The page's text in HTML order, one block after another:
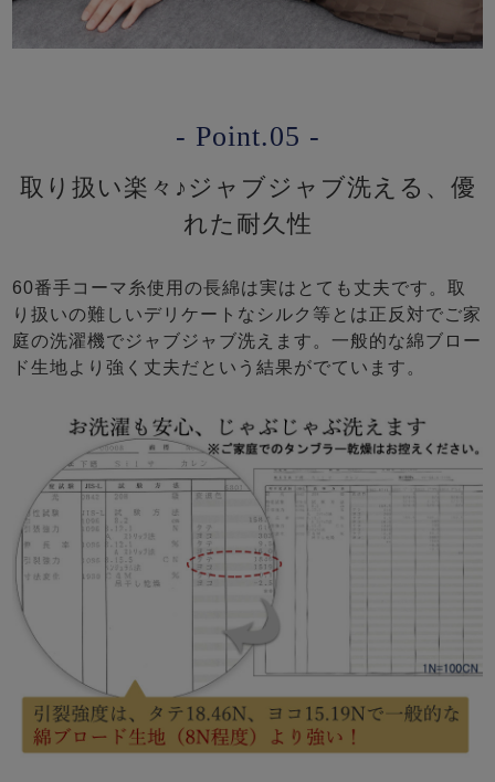
- Point.05 -
取り扱い楽々♪ジャブジャブ洗える、優
れた耐久性
60番手コーマ糸使用の長綿は実はとても丈夫です。取
り扱いの難しいデリケートなシルク等とは正反対でご家
庭の洗濯機でジャブジャブ洗えます。一般的な綿ブロー
ド生地より強く丈夫だという結果がでています。